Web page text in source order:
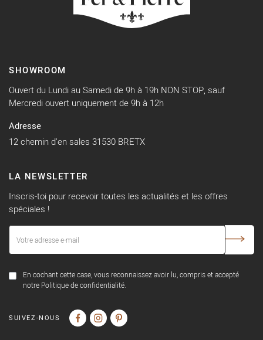
SHOWROOM
Ouvert du Lundi au Samedi de 9h à 19h NON STOP, sauf
Mercredi ouvert uniquement de 9h à 12h
Adresse
12 chemin d'en sales 31530 BRETX
LA NEWSLETTER
Inscris-toi pour recevoir toutes les actualités et les offres
spéciales !
En cochant cette case, vous reconnaissez avoir lu, compris et accepté
notre Politique de confidentialité.
SUIVEZ-NOUS